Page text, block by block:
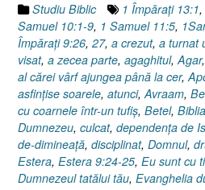
Studiu Biblic 1 Împăraţi 13:1,
Samuel 10:1-9, 1 Samuel 11:5,
Împăraţi 9:26, 27, a crezut, a turnat
visat, a zecea parte, agaghitul,Agar,
al cărei vârf ajungea până la cer,
asfinţise soarele, atunci,Avraam,
cu coarnele într-un tufiş, Betel, Biblia
Dumnezeu, culcat, dependenţa de
de-dimineaţă, disciplinat, Domnul,
Estera, Estera 9:24-25, Eu sunt cu
Dumnezeul tatălui tău, Evanghelia